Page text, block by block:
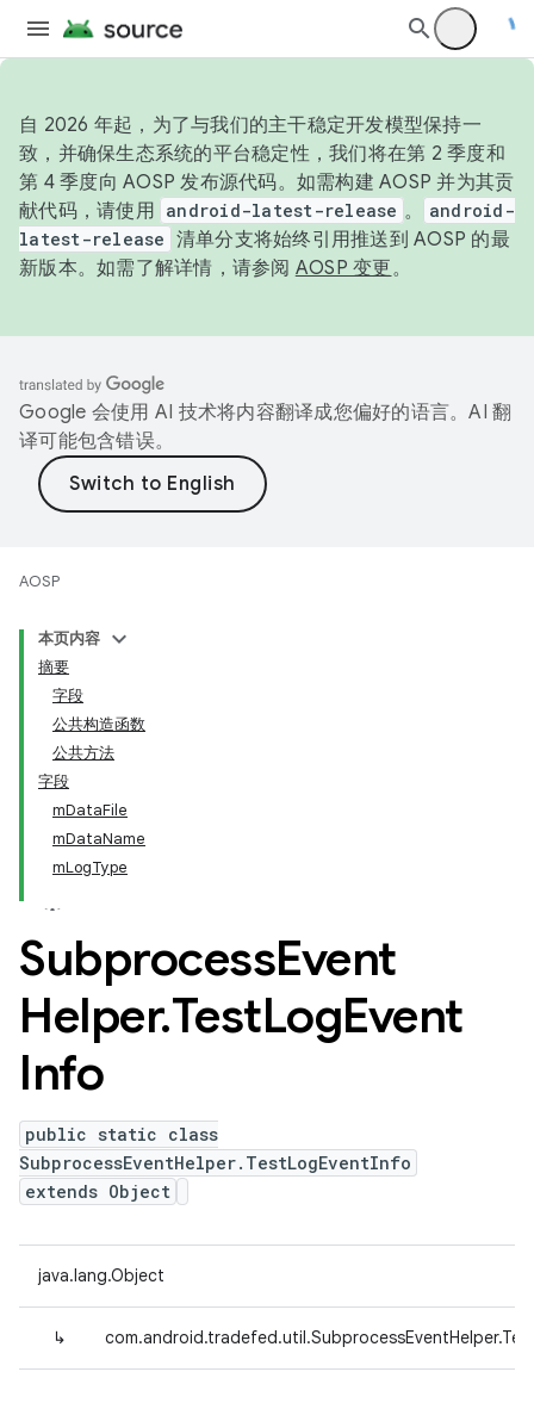
自 2026 年起，为了与我们的主干稳定开发模型保持一
致，并确保生态系统的平台稳定性，我们将在第 2 季度和
第 4 季度向 AOSP 发布源代码。如需构建 AOSP 并为其贡
献代码，请使用 android-latest-release 。
android-
latest-release 清单分支将始终引用推送到 AOSP 的最
新版本。如需了解详情，请参阅 AOSP 变更。
Google 会使用 AI 技术将内容翻译成您偏好的语言。AI 翻
译可能包含错误。
AOSP
本页内容
摘要
字段
公共构造函数
公共方法
字段
mDataFile
mDataName
mLogType
SubprocessEvent
Helper.TestLogEvent
Info
public static class
SubprocessEventHelper.TestLogEventInfo
extends Object
java.lang.Object
↳